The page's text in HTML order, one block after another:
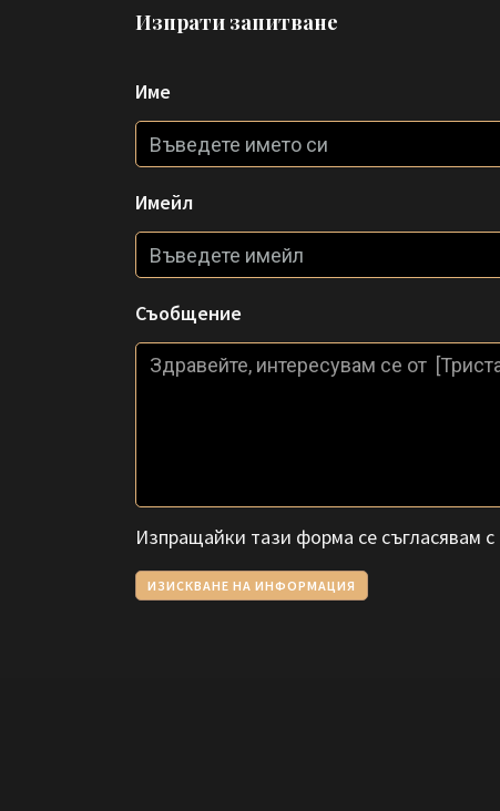
Изпрати запитване
Име
Имейл
Съобщение
Изпращайки тази форма се съгласявам с
ИЗИСКВАНЕ НА ИНФОРМАЦИЯ